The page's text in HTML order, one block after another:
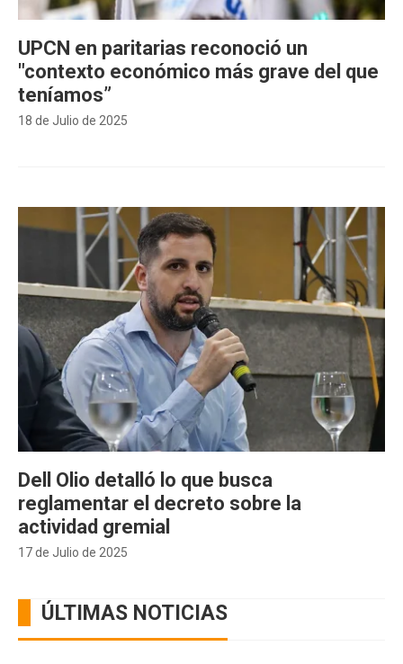
18 de Julio de 2025
UPCN en paritarias reconoció un
"contexto económico más grave del que
teníamos”
17 de Julio de 2025
Dell Olio detalló lo que busca
reglamentar el decreto sobre la
actividad gremial
ÚLTIMAS NOTICIAS